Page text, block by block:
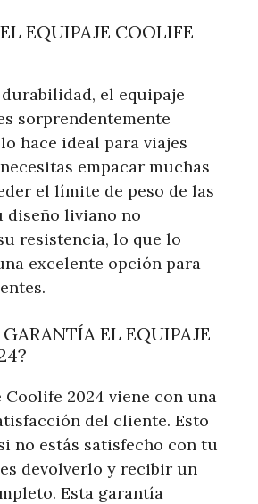
EQUIPAJE COOLIFE
el equipaje
sorprendentemente
hace ideal para viajes
empacar muchas
el límite de peso de las
diseño liviano no
resistencia, lo que lo
excelente opción para
EL EQUIPAJE
Coolife 2024 viene con una
del cliente. Esto
no estás satisfecho con tu
devolverlo y recibir un
Esta garantía